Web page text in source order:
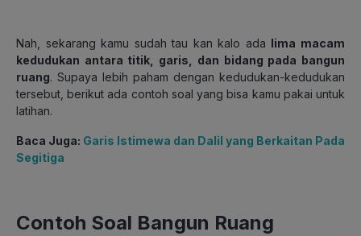
Nah, sekarang kamu sudah tau kan kalo ada lima macam
kedudukan antara titik, garis, dan bidang pada bangun
ruang. Supaya lebih paham dengan kedudukan-kedudukan
tersebut, berikut ada contoh soal yang bisa kamu pakai untuk
latihan.
Baca Juga: Garis Istimewa dan Dalil yang Berkaitan Pada
Segitiga
Contoh Soal Bangun Ruang